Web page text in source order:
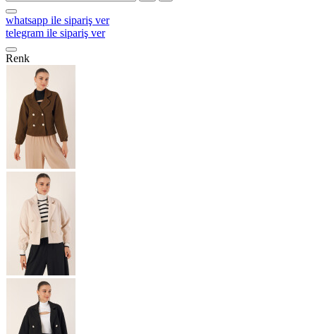
whatsapp ile sipariş ver
telegram ile sipariş ver
Renk